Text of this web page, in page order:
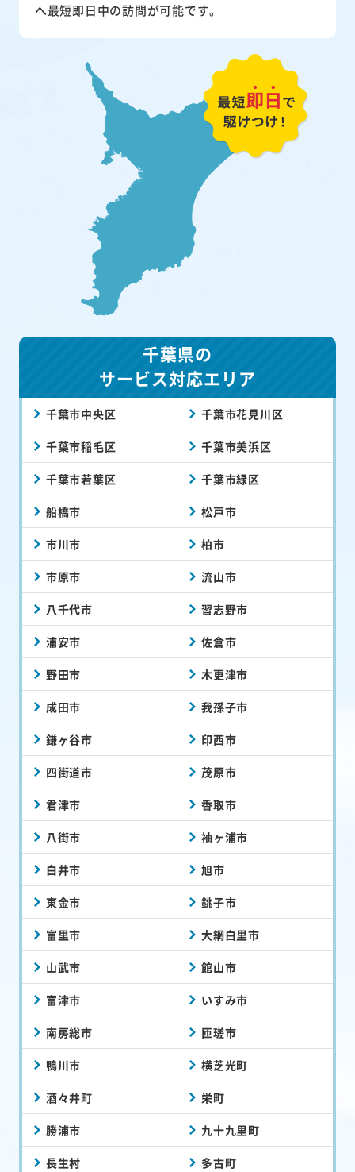
へ最短即日中の訪問が可能です。
千葉県の
サービス対応エリア
千葉市中央区 千葉市花見川区
千葉市稲毛区 千葉市美浜区
千葉市若葉区 千葉市緑区
船橋市 松戸市
市川市 柏市
市原市 流山市
八千代市 習志野市
浦安市 佐倉市
野田市 木更津市
成田市 我孫子市
鎌ヶ谷市 印西市
四街道市 茂原市
君津市 香取市
八街市 袖ヶ浦市
白井市 旭市
東金市 銚子市
富里市 大網白里市
山武市 館山市
富津市 いすみ市
南房総市 匝瑳市
鴨川市 横芝光町
酒々井町 栄町
勝浦市 九十九里町
長生村 多古町